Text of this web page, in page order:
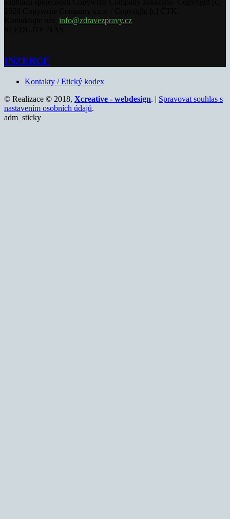
info@zdravezpravy.cz
INZERCE
Kontakty / Etický kodex
© Realizace © 2018, Xcreative - webdesign. | Spravovat souhlas s
nastavením osobních údajů.
adm_sticky